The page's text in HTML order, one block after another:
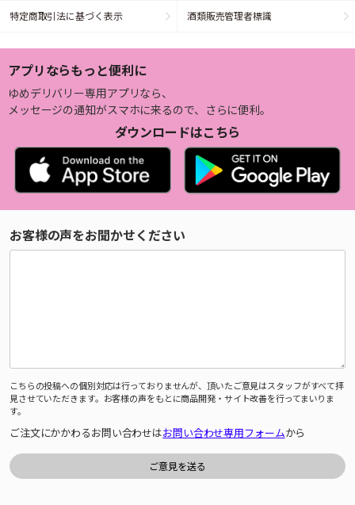
特定商取引法に基づく表示 酒類販売管理者標識
アプリならもっと便利に
ゆめデリバリー専用アプリなら、
メッセージの通知がスマホに来るので、さらに便利。
ダウンロードはこちら
お客様の声をお聞かせください
こちらの投稿への個別対応は行っておりませんが、頂いたご意見はスタッフがすべて拝
見させていただきます。お客様の声をもとに商品開発・サイト改善を行ってまいりま
す。
ご注文にかかわるお問い合わせはお問い合わせ専用フォームから